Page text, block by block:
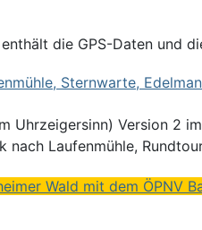
die GPS-Daten und
Sternwarte,
Uhrzeigersinn) Version 2
nach Laufenmühle,
Wald mit dem ÖPNV